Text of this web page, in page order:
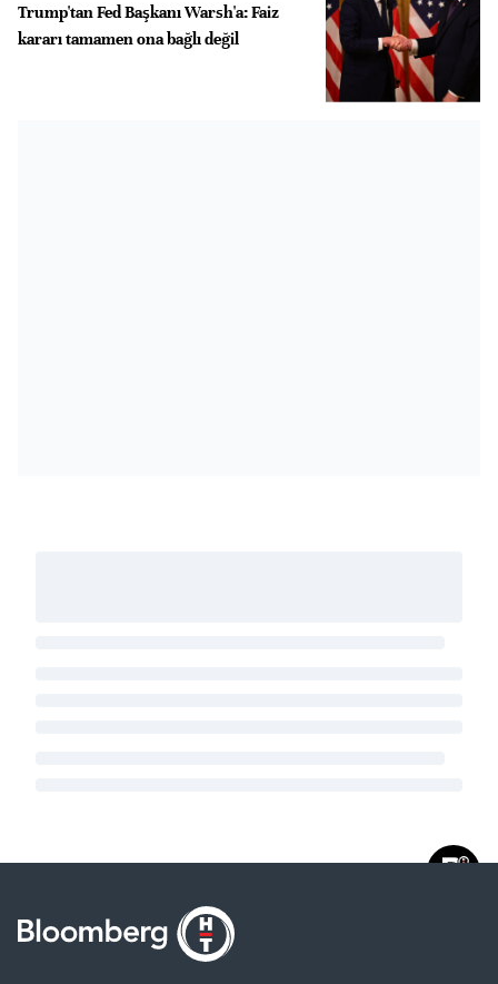
Trump'tan Fed Başkanı Warsh'a: Faiz
kararı tamamen ona bağlı değil